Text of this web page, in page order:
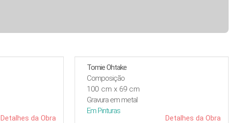
Detalhes da Obra
Tomie Ohtake
Composição
100 cm x 69 cm
Gravura em metal
Em Pinturas
Detalhes da Obra